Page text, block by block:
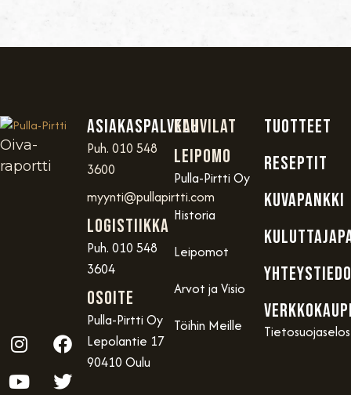
Oiva-
raportti
Asiakaspalvelu
Puh. 010 548
3600
myynti@pullapirtti.com
Logistiikka
Puh. 010 548
3604
OSOITE
Pulla-Pirtti Oy
Lepolantie 17
90410 Oulu
Kahvilat
Leipomo
Pulla-Pirtti Oy
Historia
Leipomot
Arvot ja Visio
Töihin Meille
TUOTTEET
RESEPTIT
KUVAPANKKI